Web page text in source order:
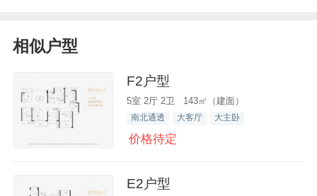
相似户型
F2户型
5室 2厅 2卫 143㎡（建面）
南北通透 大客厅 大主卧
价格待定
E2户型